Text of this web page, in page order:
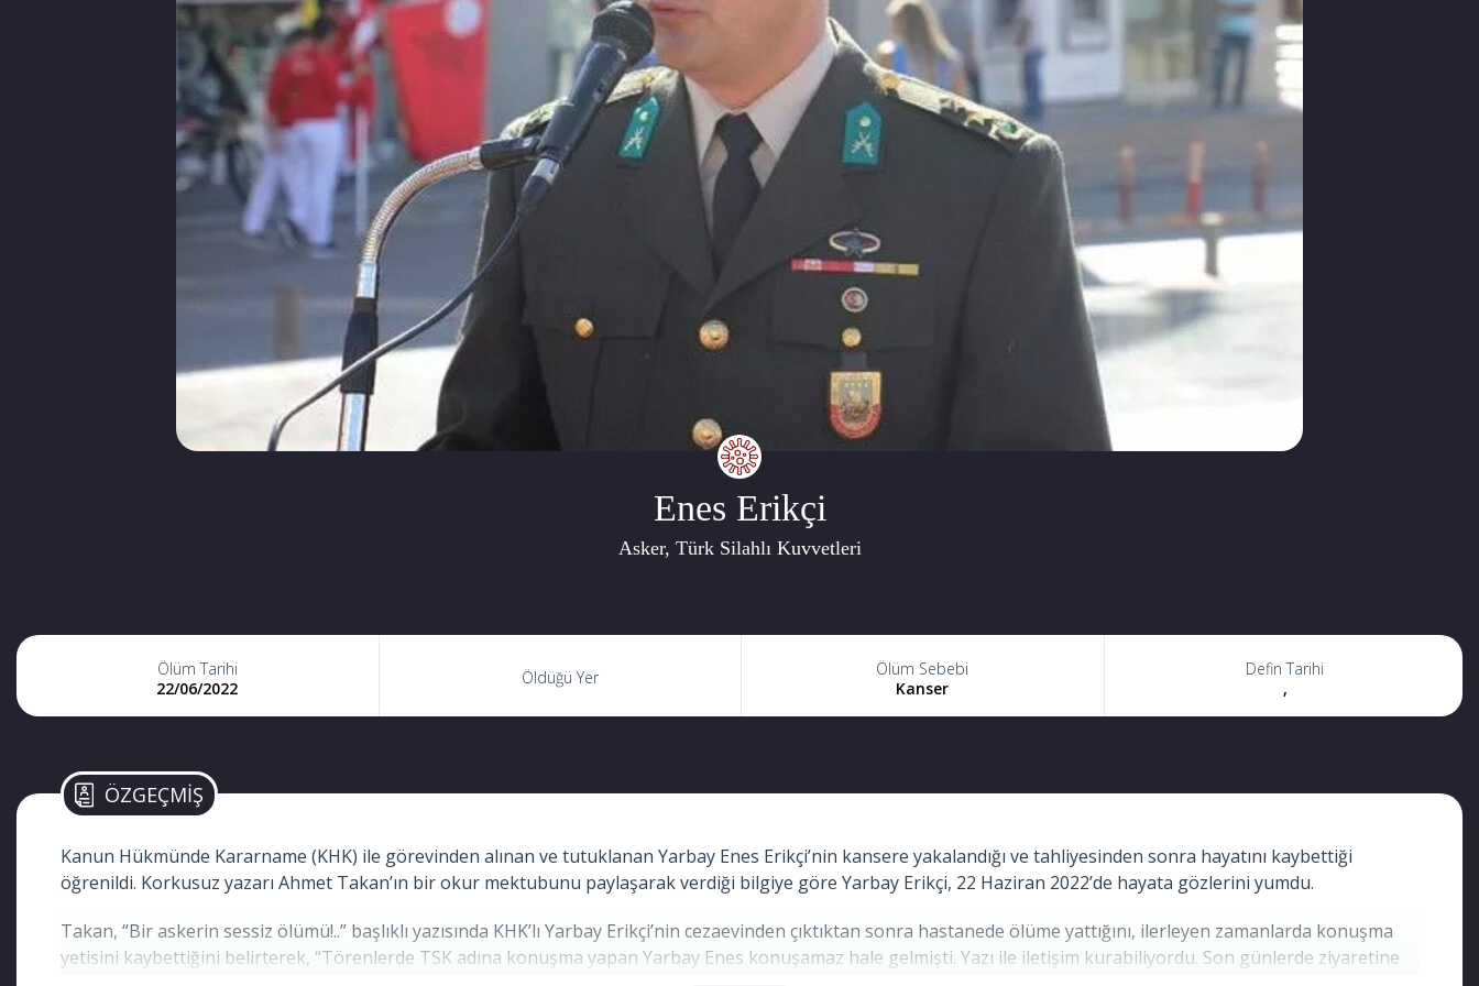
Enes Erikçi
Asker, Türk Silahlı Kuvvetleri
Ölüm Tarihi
22/06/2022
Öldüğü Yer
Ölüm Sebebi
Kanser
Defin Tarihi
,
ÖZGEÇMİŞ
Kanun Hükmünde Kararname (KHK) ile görevinden alınan ve tutuklanan Yarbay Enes Erikçi’nin kansere yakalandığı ve tahliyesinden sonra hayatını kaybettiği
öğrenildi. Korkusuz yazarı Ahmet Takan’ın bir okur mektubunu paylaşarak verdiği bilgiye göre Yarbay Erikçi, 22 Haziran 2022’de hayata gözlerini yumdu.
Takan, “Bir askerin sessiz ölümü!..” başlıklı yazısında KHK’lı Yarbay Erikçi’nin cezaevinden çıktıktan sonra hastanede ölüme yattığını, ilerleyen zamanlarda konuşma
yetisini kaybettiğini belirterek, “Törenlerde TSK adına konuşma yapan Yarbay Enes konuşamaz hale gelmişti. Yazı ile iletişim kurabiliyordu. Son günlerde ziyaretine